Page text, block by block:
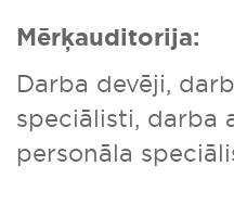
Mērķauditorija:
Darba devēji,
speciālisti, darba
personāla